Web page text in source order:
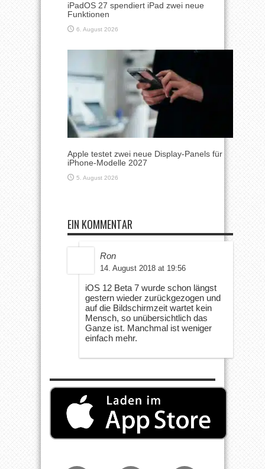
iPadOS 27 spendiert iPad zwei neue
Funktionen
6. August 2026
Apple testet zwei neue Display-Panels für
iPhone-Modelle 2027
5. August 2026
EIN KOMMENTAR
Ron
14. August 2018 at 19:56
iOS 12 Beta 7 wurde schon längst
gestern wieder zurückgezogen und
auf die Bildschirmzeit wartet kein
Mensch, so unübersichtlich das
Ganze ist. Manchmal ist weniger
einfach mehr.